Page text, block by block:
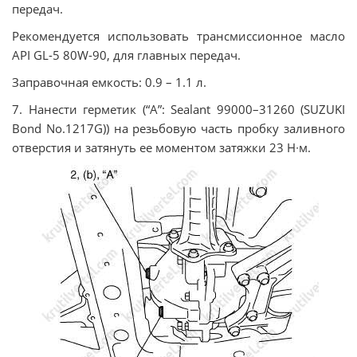
передач.
Рекомендуется использовать трансмиссионное масло
API GL-5 80W-90, для главных передач.
Заправочная емкость: 0.9 – 1.1 л.
7. Нанести герметик (“A”: Sealant 99000–31260 (SUZUKI
Bond No.1217G)) на резьбовую часть пробку заливного
отверстия и затянуть ее моментом затяжки 23 Н∙м.